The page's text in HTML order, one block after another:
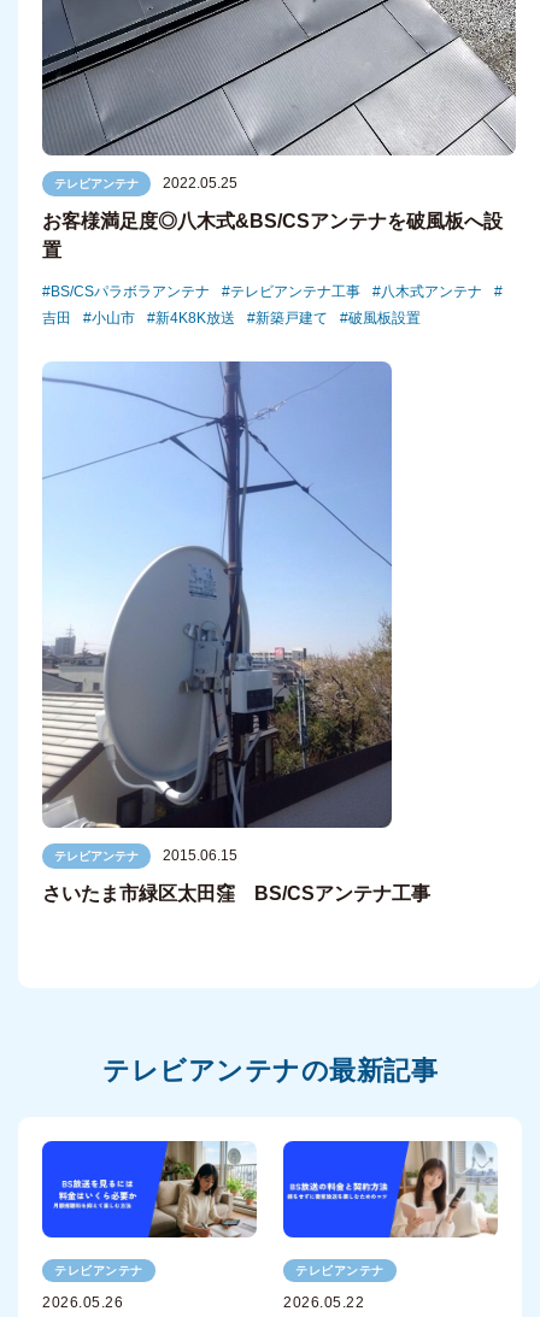
テレビアンテナ 2022.05.25
お客様満足度◎八木式&BS/CSアンテナを破風板へ設
置
BS/CSパラボラアンテナ テレビアンテナ工事
八木式アンテナ
吉田
小山市 新4K8K放送 新築戸建て 破風板設置
テレビアンテナ 2015.06.15
さいたま市緑区太田窪 BS/CSアンテナ工事
テレビアンテナの最新記事
テレビアンテナ
2026.05.26
テレビアンテナ
2026.05.22